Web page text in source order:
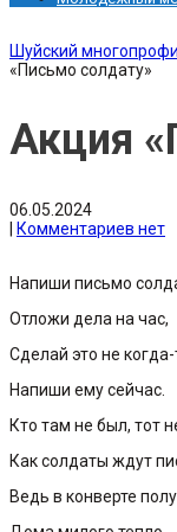
Шуйский
«Письмо солдату»
Акция
06.05.2024
Комментариев нет
Напиши письмо
Отложи дела на час,
Сделай это не когда-
Напиши ему сейчас.
Кто там не был, тот
Как солдаты ждут
Ведь в конверте